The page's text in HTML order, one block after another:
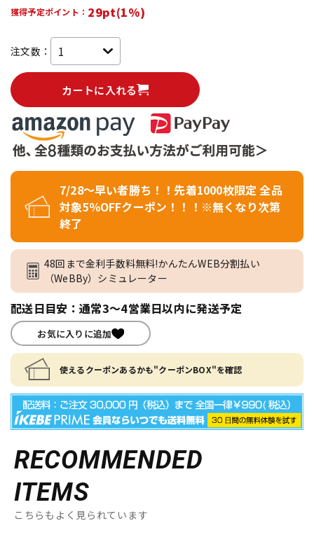
獲得予定ポイント： 29pt(1%)
注文数：
カートに入れる
7/28～早い者勝ち！！先着1000枚限定 全品
対象5％OFFクーポン！！！※無くなり次第
終了
48回まで金利手数料無料!かんたんWEB分割払い
（WeBBy）シミュレーター
配送日目安：通常3～4営業日以内に発送予定
お気に入りに追加
使えるクーポンあるかも"クーポンBOX"を確認
RECOMMENDED
ITEMS
こちらもよく見られています